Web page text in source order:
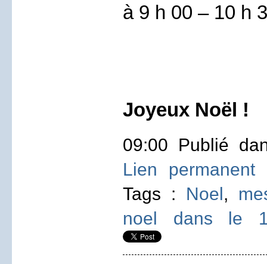
à 9 h 00 – 10 h
Joyeux Noël !
09:00 Publié
Lien permanent
Tags : Noel ,
noel dans le